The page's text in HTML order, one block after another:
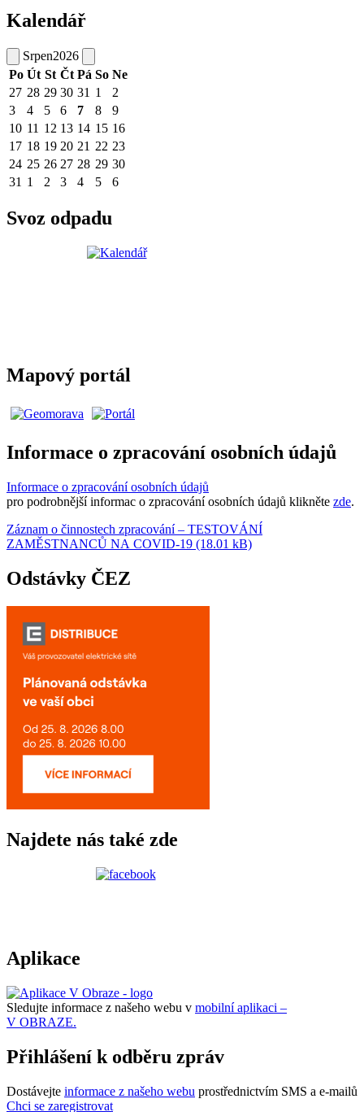
Kalendář
Srpen2026
Po Út St Čt Pá So Ne
27 28 29 30 31 1
2
3
4 5 6 7 8
9
10 11 12 13 14 15 16
17 18 19 20 21 22 23
24 25 26 27 28 29 30
31 1 2 3 4 5 6
Svoz odpadu
Mapový portál
Informace o zpracování osobních údajů
Informace o zpracování osobních údajů
pro podrobnější informac o zpracování osobních údajů klikněte zde.
Záznam o činnostech zpracování – TESTOVÁNÍ
ZAMĚSTNANCŮ NA COVID-19 (18.01 kB)
Odstávky ČEZ
Najdete nás také zde
Aplikace
Sledujte informace z našeho webu v mobilní aplikaci –
V OBRAZE.
Přihlášení k odběru zpráv
Dostávejte informace z našeho webu prostřednictvím SMS a e-mailů
Chci se zaregistrovat